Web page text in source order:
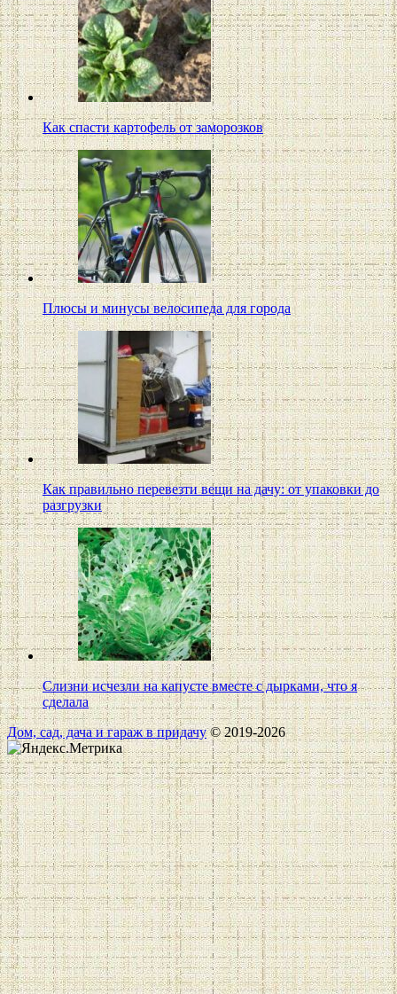
Как спасти картофель от заморозков
Плюсы и минусы велосипеда для города
Как правильно перевезти вещи на дачу: от упаковки до
разгрузки
Слизни исчезли на капусте вместе с дырками, что я
сделала
Дом, сад, дача и гараж в придачу© 2019-2026